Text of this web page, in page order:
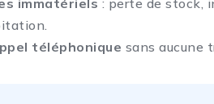
téléphonique sans aucune